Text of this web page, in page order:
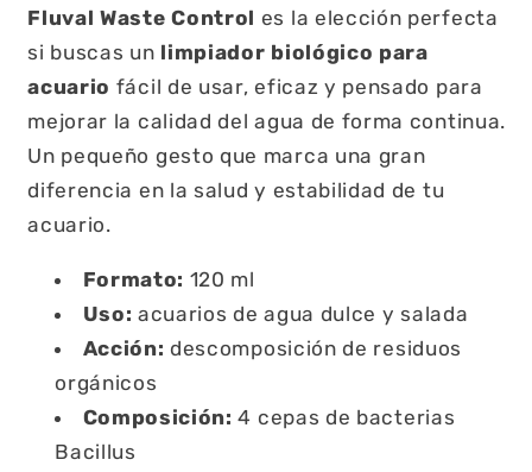
Fluval Waste Control es la elección perfecta
si buscas un limpiador biológico para
acuario fácil de usar, eficaz y pensado para
mejorar la calidad del agua de forma continua.
Un pequeño gesto que marca una gran
diferencia en la salud y estabilidad de tu
acuario.
Formato: 120 ml
Uso: acuarios de agua dulce y salada
Acción: descomposición de residuos
orgánicos
Composición: 4 cepas de bacterias
Bacillus